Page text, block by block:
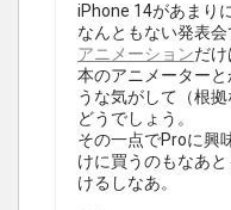
iPhone 14があまり
なんともない発表会
アニメーションだ
本のアニメーター
うな気がして（根
どうでしょう。
その一点でProに興
けに買うのもなあ
けるしなあ。